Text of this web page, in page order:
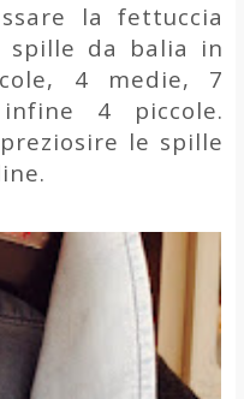
la fettuccia
spille da balia in
4 medie, 7
4 piccole.
le spille